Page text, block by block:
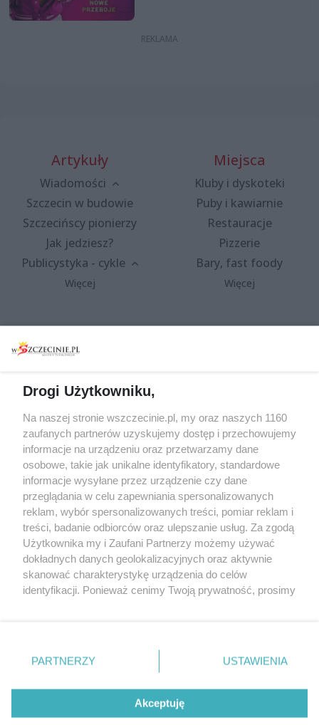
Artykuły
Wiadomości
Szczecin w budowie
Szczecińscy pionierzy
Jak jedziesz?
Publicystyka - cykle
Więcej
Miejsca
Kluby i dyskoteki
Puby i kawiarnie
Restauracje
Pizzerie
Bary, fast foody
Więcej
Wydarzenia
Warsztaty
Jarmarki, festyny, pchle
targi
Wernisaże
Więcej
Reklama
Redakcja
Specjalny koncert z okazji
20. urodzin portalu
wSzczecinie.pl
Regulamin konkursów
śniadaniówka "Hej
Szczecin! Jest piątek!"
the:protocol
Drogi Użytkowniku,
Na naszej stronie wszczecinie.pl, my oraz naszych 1160
zaufanych partnerów uzyskujemy dostęp i przechowujemy
informacje na urządzeniu oraz przetwarzamy dane
osobowe, takie jak unikalne identyfikatory, standardowe
informacje wysyłane przez urządzenie czy dane
przeglądania w celu zapewniania spersonalizowanych
reklam, wybór spersonalizowanych treści, pomiar reklam i
treści, badanie odbiorców oraz ulepszanie usług. Za zgodą
Użytkownika my i Zaufani Partnerzy możemy używać
dokładnych danych geolokalizacyjnych oraz aktywnie
skanować charakterystykę urządzenia do celów
identyfikacji. Ponieważ cenimy Twoją prywatność, prosimy
prywatności znajdujący się w lewym dolnym rogu strony
. Niektóre rodzaje przetwarzania danych nie wymagają
takiemu przetwarzaniu. Preferencje będą miały
zastosowania tylko na tej witrynie.
PARTNERZY USTAWIENIA
Akceptuję